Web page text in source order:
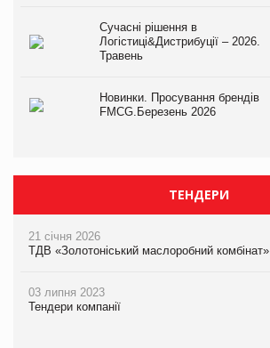
Сучасні рішення в
Логістиці&Дистрибуції – 2026.
Травень
Новинки. Просування брендів
FMCG.Березень 2026
ТЕНДЕРИ
21 січня 2026
ТДВ «Золотоніський маслоробний комбінат»
03 липня 2023
Тендери компанії